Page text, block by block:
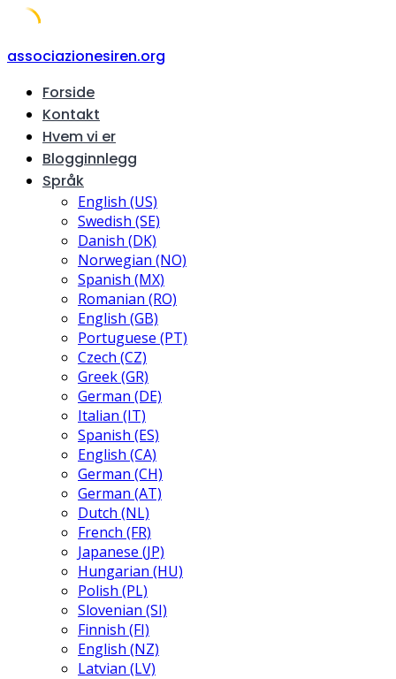
Skip
content
associazionesiren.org
Forside
Kontakt
Hvem vi er
Blogginnlegg
Språk
English (US)
Swedish (SE)
Danish (DK)
Norwegian (NO)
Spanish (MX)
Romanian (RO)
English (GB)
Portuguese (PT)
Czech (CZ)
Greek (GR)
German (DE)
Italian (IT)
Spanish (ES)
English (CA)
German (CH)
German (AT)
Dutch (NL)
French (FR)
Japanese (JP)
Hungarian (HU)
Polish (PL)
Slovenian (SI)
Finnish (FI)
English (NZ)
Latvian (LV)